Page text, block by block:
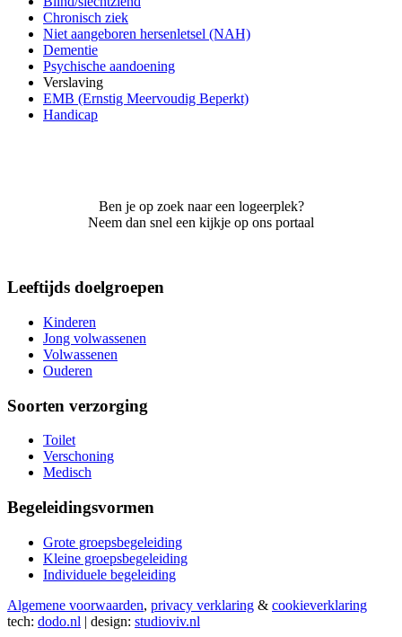
Chronisch ziek
Niet aangeboren hersenletsel (NAH)
Dementie
Psychische aandoening
Verslaving
EMB (Ernstig Meervoudig Beperkt)
Handicap
Ben je op zoek naar een logeerplek?
Neem dan snel een kijkje op ons portaal
Leeftijds doelgroepen
Kinderen
Jong volwassenen
Volwassenen
Ouderen
Soorten verzorging
Toilet
Verschoning
Medisch
Begeleidingsvormen
Grote groepsbegeleiding
Kleine groepsbegeleiding
Individuele begeleiding
Algemene voorwaarden, privacy verklaring & cookieverklaring
tech: dodo.nl | design: studioviv.nl